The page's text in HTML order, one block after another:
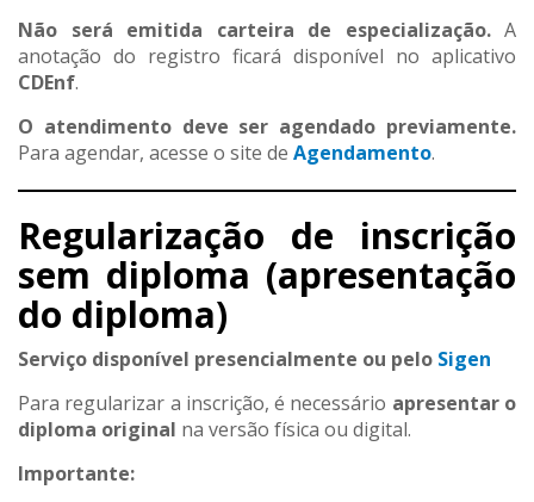
Não será emitida carteira de especialização.A
anotação do registro ficará disponível no aplicativo
CDEnf.
O atendimento deve ser agendado previamente.
Para agendar, acesse o site de Agendamento.
Regularização de inscrição
sem diploma (apresentação
do diploma)
Serviço disponível presencialmente ou pelo Sigen
Para regularizar a inscrição, é necessário apresentar o
diploma original na versão física ou digital.
Importante: